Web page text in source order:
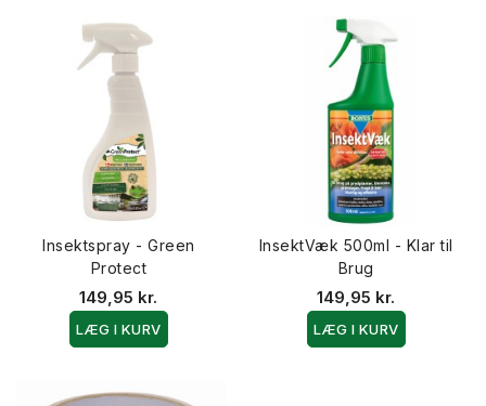
Insektspray - Green
Protect
149,95 kr.
LÆG I KURV
InsektVæk 500ml - Klar til
Brug
149,95 kr.
LÆG I KURV